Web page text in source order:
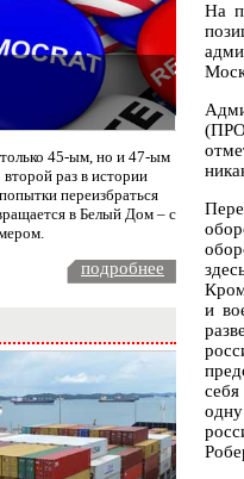
45-ым, но и 47-ым
раз в истории
переизбраться
в Белый Дом – с
подробнее
На
и